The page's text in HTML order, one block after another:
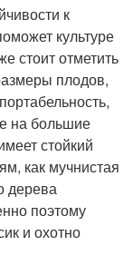
к
культуре
стоит отметить
плодов,
на большие
стойкий
как мучнистая
дерева
поэтому
и охотно